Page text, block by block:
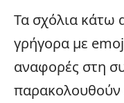
Τα σχόλια κάτω
γρήγορα με
αναφορές στη
παρακολουθούν